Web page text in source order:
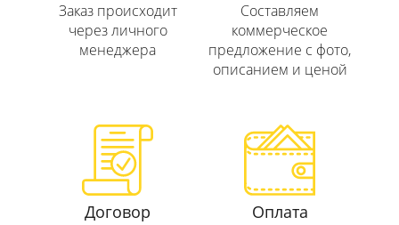
Заказ происходит
через личного
менеджера
Составляем
коммерческое
предложение с фото,
описанием и ценой
Договор Оплата